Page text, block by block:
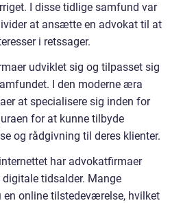
I disse tidlige samfund var
at ansætte en advokat til at
i retssager.
udviklet sig og tilpasset sig
I den moderne æra
at specialisere sig inden for
for at kunne tilbyde
og rådgivning til deres klienter.
har advokatfirmaer
tidsalder. Mange
en online tilstedeværelse, hvilket